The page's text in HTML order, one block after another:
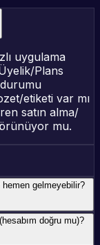
uygulama
Plans
etiketi var mı
satın alma/
mu.
gelmeyebilir?
doğru mu)?